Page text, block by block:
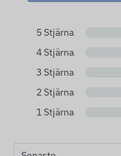
5 Stjärna
4 Stjärna
3 Stjärna
2 Stjärna
1 Stjärna